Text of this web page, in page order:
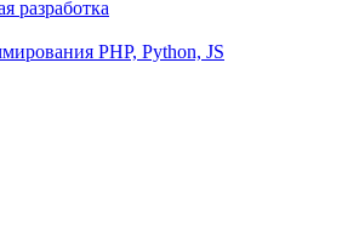
разработка
PHP, Python, JS